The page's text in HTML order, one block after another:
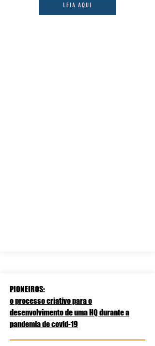
LEIA AQUI
PIONEIROS:
o processo criativo para o
desenvolvimento de uma HQ durante a
pandemia de covid-19